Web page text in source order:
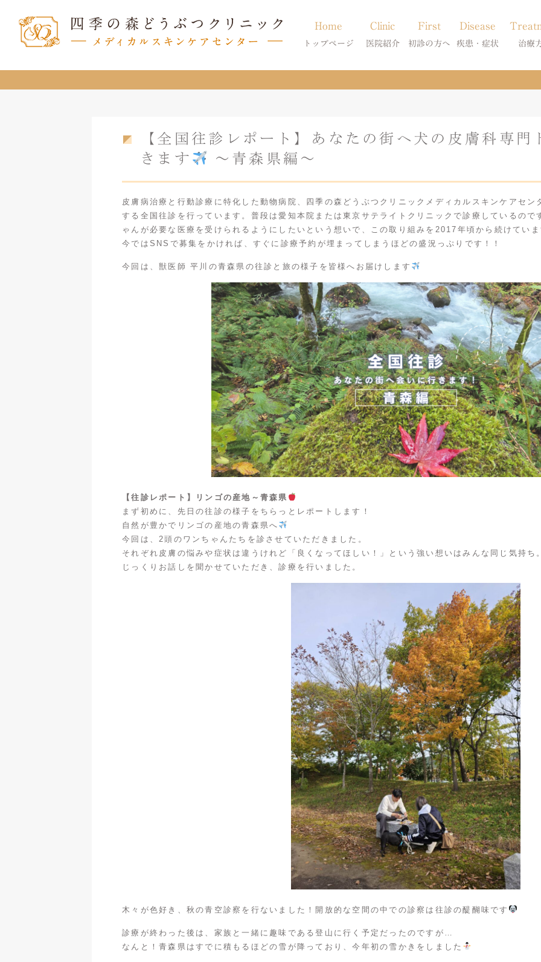
Home
トップページ
Clinic
医院紹介
当院のご紹介
求人案内
First
初診の方へ
初診の方へ
東京サテライト
Disease
疾患・症状
アトピー・アレルギー
脱毛症・アロペシアX
治療
皮膚科特別診
スキンケア療
【全国往診レポート】あなたの街へ犬の皮膚科専
きます
～青森県編～
皮膚病治療と行動診療に特化した動物病院、四季の森どうぶつクリニックメディカルスキンケアセ
する全国往診を行っています。普段は愛知本院または東京サテライトクリニックで診療しているので
ゃんが必要な医療を受けられるようにしたいという想いで、この取り組みを2017年頃から続けてい
今ではSNSで募集をかければ、すぐに診療予約が埋まってしまうほどの盛況っぷりです！！
今回は、獣医師 平川の青森県の往診と旅の様子を皆様へお届けします
【往診レポート】リンゴの産地～青森県
まず初めに、先日の往診の様子をちらっとレポートします！
自然が豊かでリンゴの産地の青森県へ
今回は、2頭のワンちゃんたちを診させていただきました。
それぞれ皮膚の悩みや症状は違うけれど「良くなってほしい！」という強い想いはみんな同じ気持ち
じっくりお話しを聞かせていただき、診療を行いました。
木々が色好き、秋の青空診察を行ないました！開放的な空間の中での診察は往診の醍醐味です
診療が終わった後は、家族と一緒に趣味である登山に行く予定だったのですが…
なんと！青森県はすでに積もるほどの雪が降っており、今年初の雪かきをしました